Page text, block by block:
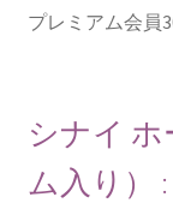
プレミアム会員
シナイ
ム入り）